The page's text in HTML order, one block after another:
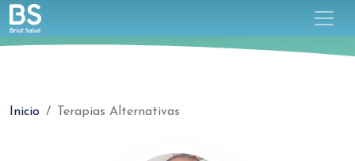
Inicio Terapias Alternativas